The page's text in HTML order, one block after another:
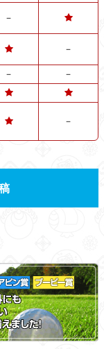
－
－
－
－
－